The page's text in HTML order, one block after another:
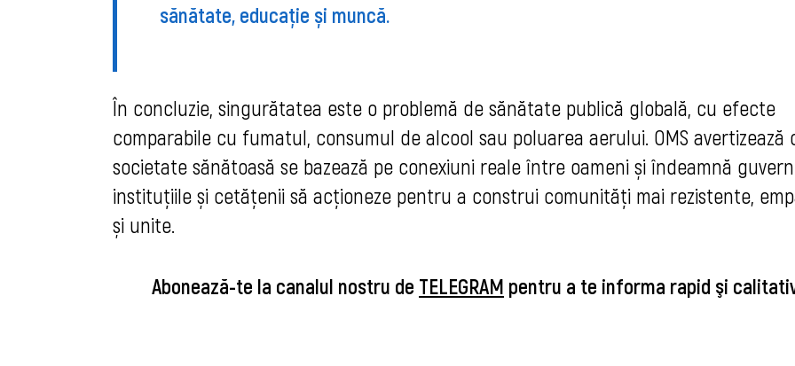
sănătate, educație și muncă.
În concluzie, singurătatea este o problemă de sănătate publică globală, cu efecte
comparabile cu fumatul, consumul de alcool sau poluarea aerului. OMS avertizează
societate sănătoasă se bazează pe conexiuni reale între oameni și îndeamnă
instituțiile și cetățenii să acționeze pentru a construi comunități mai rezistente,
și unite.
Abonează-te la canalul nostru de TELEGRAM pentru a te informa rapid şi